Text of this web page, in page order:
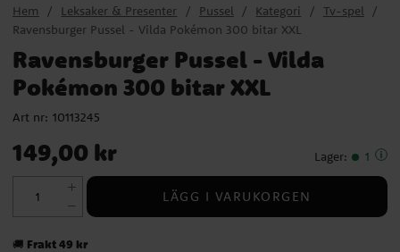
Hem Leksaker & Presenter Pussel Kategori
Tv-spel
Ravensburger Pussel - Vilda Pokémon 300 bitar XXL
Ravensburger Pussel - Vilda
Pokémon 300 bitar XXL
Art nr: 10113245
Pris :149,00 kr
149,00 kr Lager: 1
LÄGG I VARUKORGEN
🚚 Frakt 49 kr